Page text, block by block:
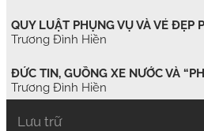
QUY LUẬT PHỤNG VỤ VÀ VẺ ĐẸP
Trương Đình Hiền
ĐỨC TIN, GUỒNG XE NƯỚC VÀ
Trương Đình Hiền
Lưu trữ